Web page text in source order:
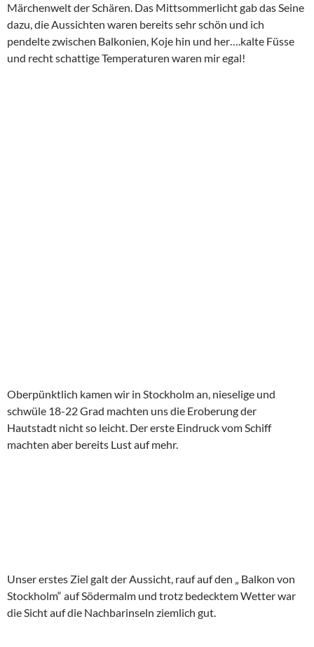
Märchenwelt der Schären. Das Mittsommerlicht gab das Seine
dazu, die Aussichten waren bereits sehr schön und ich
pendelte zwischen Balkonien, Koje hin und her….kalte Füsse
und recht schattige Temperaturen waren mir egal!
Oberpünktlich kamen wir in Stockholm an, nieselige und
schwüle 18-22 Grad machten uns die Eroberung der
Hautstadt nicht so leicht. Der erste Eindruck vom Schiff
machten aber bereits Lust auf mehr.
Unser erstes Ziel galt der Aussicht, rauf auf den „ Balkon von
Stockholm“ auf Södermalm und trotz bedecktem Wetter war
die Sicht auf die Nachbarinseln ziemlich gut.